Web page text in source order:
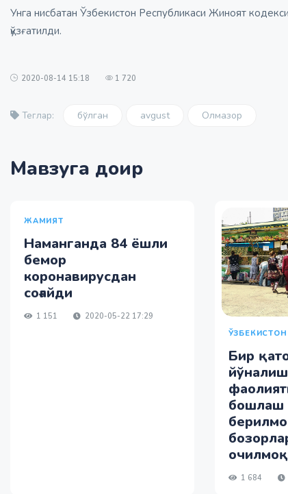
Унга нисбатан Ўзбекистон Республикаси Жиноят
қўзғатилди.
2020-08-14 15:18 1 720
Теглар: бўлган avgust Олмазор
Мавзуга доир
ЖАМИЯТ
Наманганда 84 ёшли
бемор
коронавирусдан
соғайди
1 151
2020-05-22 17:29
ЎЗБЕКИСТОН
Бир
бошлаш
1 684